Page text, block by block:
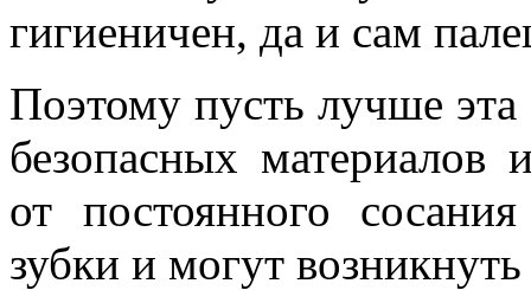
гигиеничен, да и сам
Поэтому пусть лучше эта
безопасных
от постоянного
зубки и могут